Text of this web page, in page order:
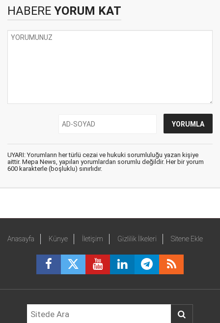
HABERE YORUM KAT
UYARI: Yorumların her türlü cezai ve hukuki sorumluluğu yazan kişiye
aittir. Mepa News, yapılan yorumlardan sorumlu değildir. Her bir yorum
600 karakterle (boşluklu) sınırlıdır.
Anasayfa Künye İletişim Gizlilik İlkeleri Sitene Ekle